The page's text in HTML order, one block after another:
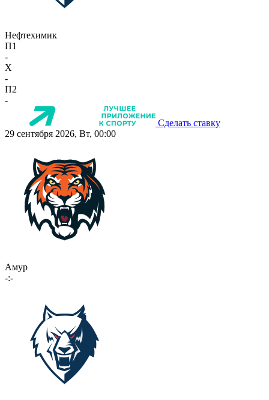
Нефтехимик
П1
-
X
-
П2
-
Сделать ставку
29 сентября 2026, Вт, 00:00
Амур
-:-